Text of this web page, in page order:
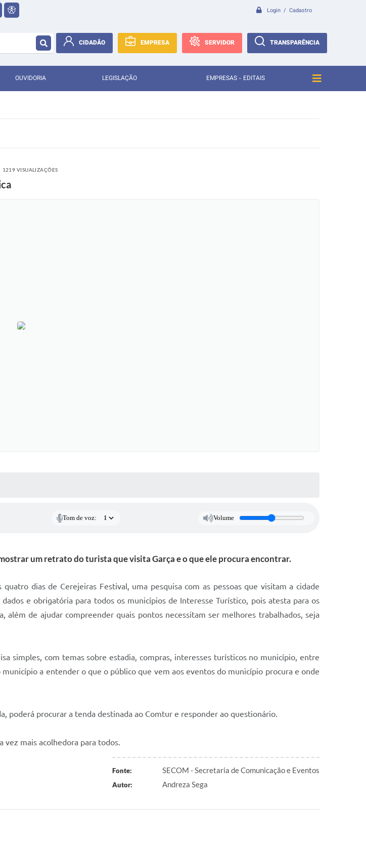
Login / Cadastro
CIDADÃO EMPRESA SERVIDOR TRANSPARÊNCIA
OUVIDORIA LEGISLAÇÃO EMPRESAS - EDITAIS
1219 VISUALIZAÇÕES
Tom de voz: Volume
um retrato do turista que visita Garça e o que ele procura encontrar.
dias de Cerejeiras Festival, uma pesquisa com as pessoas que visitam a cidade
e obrigatória para todos os municípios de Interesse Turístico, pois atesta para os
além de ajudar compreender quais pontos necessitam ser melhores trabalhados, seja
simples, com temas sobre estadia, compras, interesses turísticos no município, entre
a entender o que o público que vem aos eventos do município procura e onde
poderá procurar a tenda destinada ao Comtur e responder ao questionário.
vez mais acolhedora para todos.
Fonte: SECOM - Secretaria de Comunicação e Eventos
Autor: Andreza Sega